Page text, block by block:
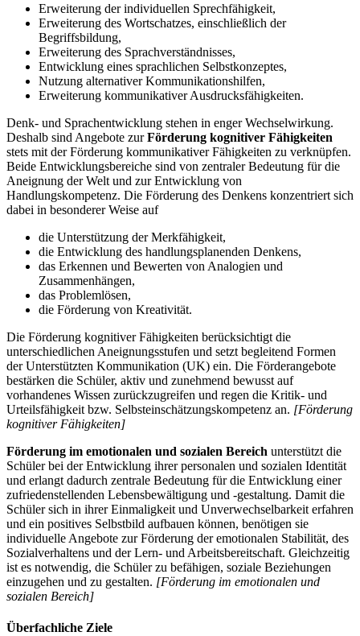
Erweiterung der individuellen Sprechfähigkeit,
Erweiterung des Wortschatzes, einschließlich der
Begriffsbildung,
Erweiterung des Sprachverständnisses,
Entwicklung eines sprachlichen Selbstkonzeptes,
Nutzung alternativer Kommunikationshilfen,
Erweiterung kommunikativer Ausdrucksfähigkeiten.
Denk- und Sprachentwicklung stehen in enger Wechselwirkung.
Deshalb sind Angebote zurFörderung kognitiver Fähigkeiten
stets mit der Förderung kommunikativer Fähigkeiten zu verknüpfen.
Beide Entwicklungsbereiche sind von zentraler Bedeutung für die
Aneignung der Welt und zur Entwicklung von
Handlungskompetenz. Die Förderung des Denkens konzentriert sich
dabei in besonderer Weise auf
die Unterstützung der Merkfähigkeit,
die Entwicklung des handlungsplanenden Denkens,
das Erkennen und Bewerten von Analogien und
Zusammenhängen,
das Problemlösen,
die Förderung von Kreativität.
Die Förderung kognitiver Fähigkeiten berücksichtigt die
unterschiedlichen Aneignungsstufen und setzt begleitend Formen
der Unterstützten Kommunikation (UK) ein. Die Förderangebote
bestärken die Schüler, aktiv und zunehmend bewusst auf
vorhandenes Wissen zurückzugreifen und regen die Kritik- und
Urteilsfähigkeit bzw. Selbsteinschätzungskompetenz an. [Förderung
kognitiver Fähigkeiten]
Förderung im emotionalen und sozialen Bereich unterstützt die
Schüler bei der Entwicklung ihrer personalen und sozialen Identität
und erlangt dadurch zentrale Bedeutung für die Entwicklung einer
zufriedenstellenden Lebensbewältigung und -gestaltung. Damit die
Schüler sich in ihrer Einmaligkeit und Unverwechselbarkeit erfahren
und ein positives Selbstbild aufbauen können, benötigen sie
individuelle Angebote zur Förderung der emotionalen Stabilität, des
Sozialverhaltens und der Lern- und Arbeitsbereitschaft. Gleichzeitig
ist es notwendig, die Schüler zu befähigen, soziale Beziehungen
einzugehen und zu gestalten. [Förderung im emotionalen und
sozialen Bereich]
Überfachliche Ziele